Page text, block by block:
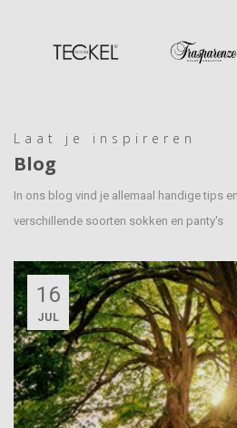
Laat je inspireren
Blog
In ons blog vind je allemaal handige tips
verschillende soorten sokken en panty's
16
JUL